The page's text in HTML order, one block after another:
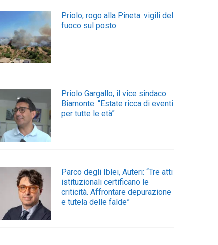
Priolo, rogo alla Pineta: vigili del
fuoco sul posto
Priolo Gargallo, il vice sindaco
Biamonte: “Estate ricca di eventi
per tutte le età”
Parco degli Iblei, Auteri: “Tre atti
istituzionali certificano le
criticità. Affrontare depurazione
e tutela delle falde”